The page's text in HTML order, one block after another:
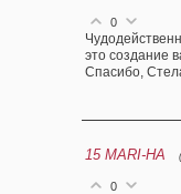
0
это создание
Спасибо,
15 MARI-HA
0